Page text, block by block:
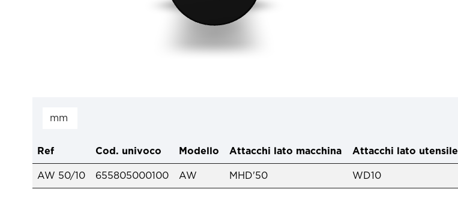
Ref Cod. univoco Modello Attacchi lato macchina Attacchi lato utensile
AW 50/10 655805000100 AW MHD'50 WD10